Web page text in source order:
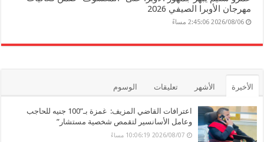
مهرجان الأوبرا الصيفي 2026
2026/08/06 2:45:06 مساءً
الأخيرة الأشهر تعليقات الوسوم
اعترافات القاضي المزيف: غمزة بـ”100 جنيه للحاجب
وعامل الأسانسير لتقمص شخصية مستشار”
2026/08/07 10:06:19 مساءً